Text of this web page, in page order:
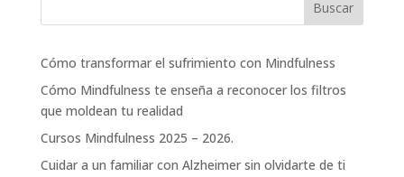
Cómo transformar el sufrimiento con Mindfulness
Cómo Mindfulness te enseña a reconocer los filtros
que moldean tu realidad
Cursos Mindfulness 2025 – 2026.
Cuidar a un familiar con Alzheimer sin olvidarte de ti